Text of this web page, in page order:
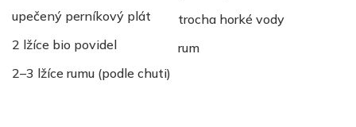
upečený perníkový plát
2 lžíce bio povidel
2–3 lžíce rumu (podle chuti)
trocha horké vody
rum